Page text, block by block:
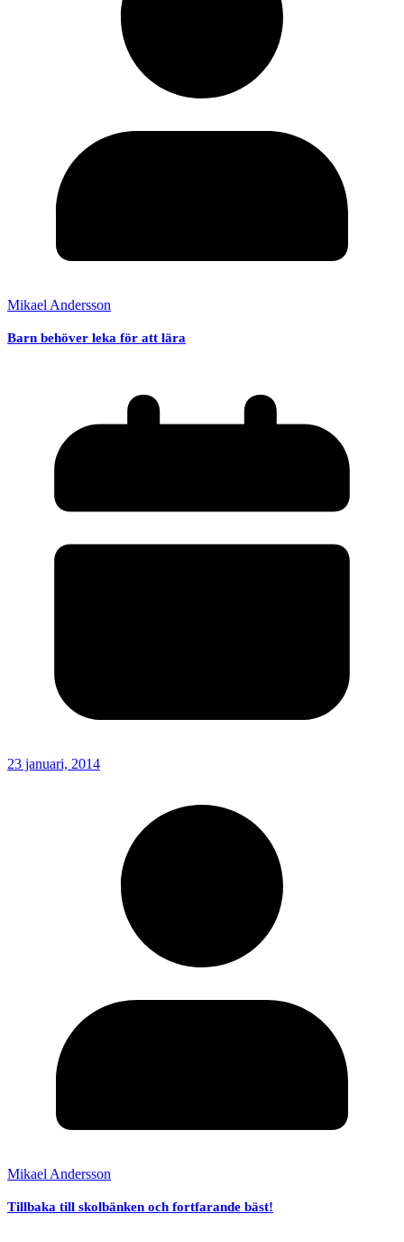
Mikael Andersson
Barn behöver leka för att lära
23 januari, 2014
Mikael Andersson
Tillbaka till skolbänken och fortfarande bäst!